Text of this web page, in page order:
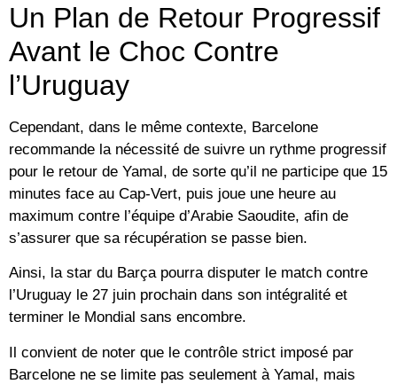
Un Plan de Retour Progressif
Avant le Choc Contre
l’Uruguay
Cependant, dans le même contexte, Barcelone
recommande la nécessité de suivre un rythme progressif
pour le retour de Yamal, de sorte qu’il ne participe que 15
minutes face au Cap-Vert, puis joue une heure au
maximum contre l’équipe d’Arabie Saoudite, afin de
s’assurer que sa récupération se passe bien.
Ainsi, la star du Barça pourra disputer le match contre
l’Uruguay le 27 juin prochain dans son intégralité et
terminer le Mondial sans encombre.
Il convient de noter que le contrôle strict imposé par
Barcelone ne se limite pas seulement à Yamal, mais